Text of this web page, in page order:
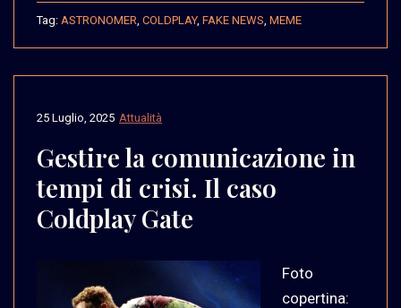
Tag: ASTRONOMER COLDPLAY, FAKE NEWS MEME
Attualità
25 Luglio, 2025
Gestire la comunicazione in
tempi di crisi. Il caso
Coldplay Gate
Foto
copertina: